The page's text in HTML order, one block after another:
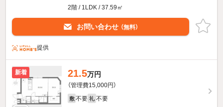
2階 / 1LDK / 37.59㎡
お問い合わせ （無料）
提供
新着 21.5万円
（管理費15,000円）
敷 不要 礼 不要